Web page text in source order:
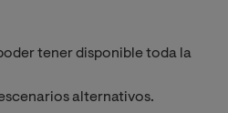
tener disponible toda la
alternativos.